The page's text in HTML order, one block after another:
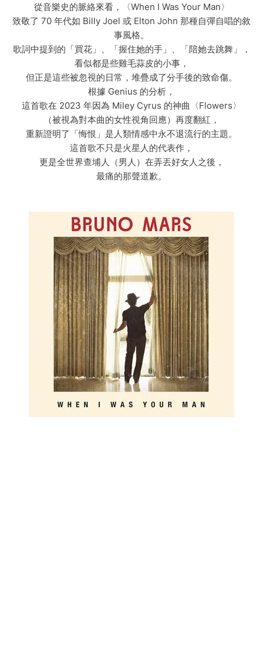
從音樂史的脈絡來看，〈When I Was Your Man〉
致敬了 70 年代如 Billy Joel 或 Elton John 那種自彈自唱的敘
事風格。
歌詞中提到的「買花」、「握住她的手」、「陪她去跳舞」，
看似都是些雞毛蒜皮的小事，
但正是這些被忽視的日常，堆疊成了分手後的致命傷。
根據 Genius 的分析，
這首歌在 2023 年因為 Miley Cyrus 的神曲〈Flowers〉
（被視為對本曲的女性視角回應）再度翻紅，
重新證明了「悔恨」是人類情感中永不退流行的主題。
這首歌不只是火星人的代表作，
更是全世界查埔人（男人）在弄丟好女人之後，
最痛的那聲道歉。